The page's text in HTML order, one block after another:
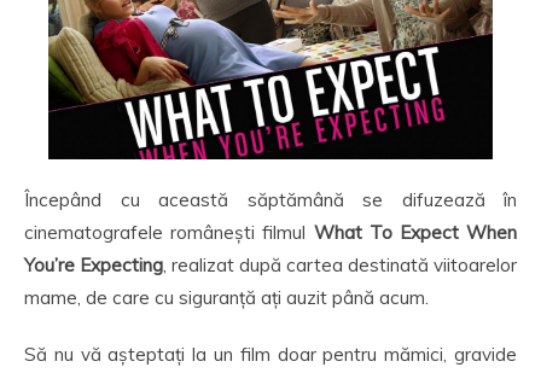
Începând cu această săptămână se difuzează în
cinematografele românești filmul What To Expect When
You’re Expecting, realizat după cartea destinată viitoarelor
mame, de care cu siguranță ați auzit până acum.
Să nu vă așteptați la un film doar pentru mămici, gravide